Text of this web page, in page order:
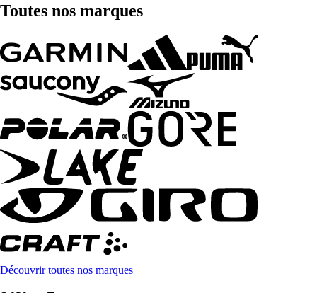
Toutes nos marques
Découvrir toutes nos marques